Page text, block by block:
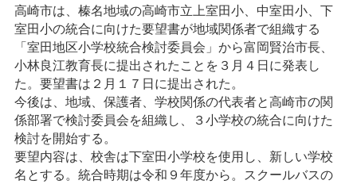
高崎市は、榛名地域の高崎市立上室田小、中室田小、下
室田小の統合に向けた要望書が地域関係者で組織する
「室田地区小学校統合検討委員会」から富岡賢治市長、
小林良江教育長に提出されたことを３月４日に発表し
た。要望書は２月１７日に提出された。
今後は、地域、保護者、学校関係の代表者と高崎市の関
係部署で検討委員会を組織し、３小学校の統合に向けた
検討を開始する。
要望内容は、校舎は下室田小学校を使用し、新しい学校
名とする。統合時期は令和９年度から。スクールバスの